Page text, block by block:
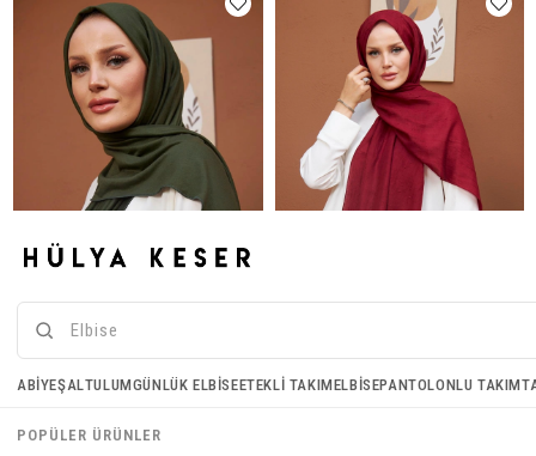
Penye Şal - Haki
€10,95
Bambu Şal - Bordo
ABIYEŞALTULUMGÜNLÜK ELBISEETEKLI TAKIMELBISEPANTOLONLU TAKIM
POPÜLER ÜRÜNLER